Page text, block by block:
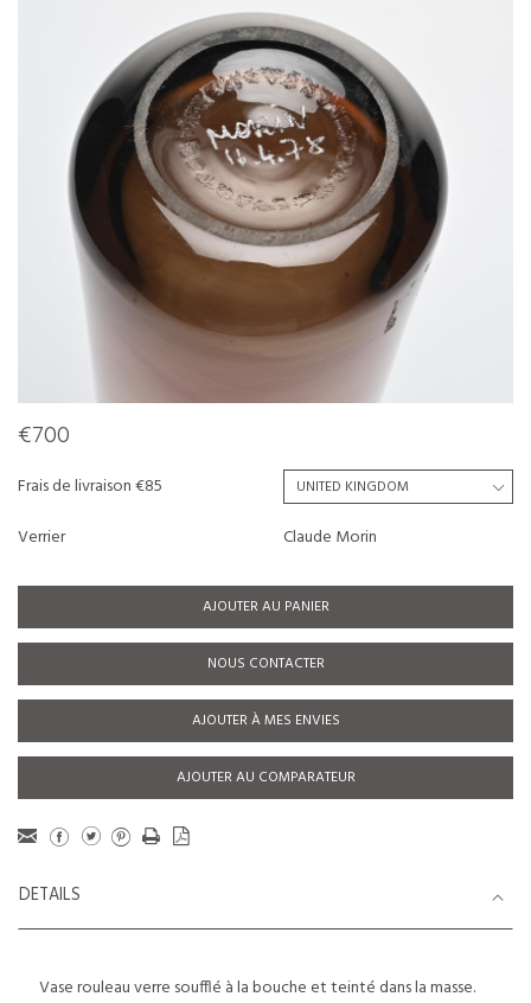
€700
Frais de livraison €85
Verrier
Claude Morin
AJOUTER AU PANIER
NOUS CONTACTER
AJOUTER À MES ENVIES
AJOUTER AU COMPARATEUR
DETAILS
Vase rouleau verre soufflé à la bouche et teinté dans la masse.